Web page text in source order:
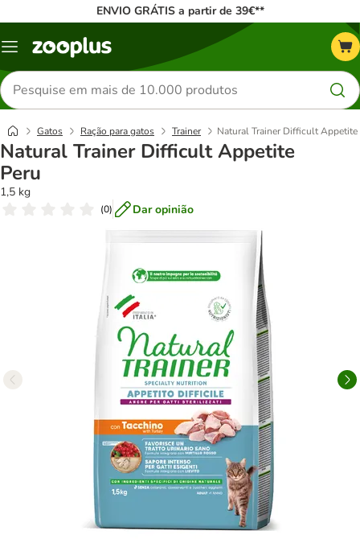
ENVIO GRÁTIS a partir de 39€**
Menu
Pesquisar
produtos
Gatos Ração para gatos Trainer Natural Trainer Difficult Appetite
Natural Trainer Difficult Appetite
Peru
1,5 kg
(0) Dar opinião